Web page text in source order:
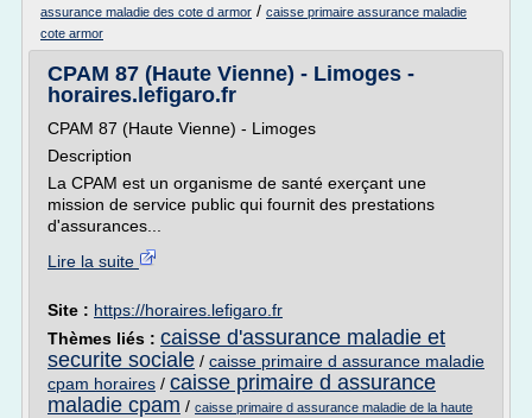
assurance maladie des cote d armor / caisse primaire assurance maladie
cote armor
CPAM 87 (Haute Vienne) - Limoges -
horaires.lefigaro.fr
CPAM 87 (Haute Vienne) - Limoges
Description
La CPAM est un organisme de santé exerçant une
mission de service public qui fournit des prestations
d'assurances...
Lire la suite
Site : https://horaires.lefigaro.fr
Thèmes liés : caisse d'assurance maladie et
securite sociale / caisse primaire d assurance maladie
cpam horaires / caisse primaire d assurance
maladie cpam / caisse primaire d assurance maladie de la haute